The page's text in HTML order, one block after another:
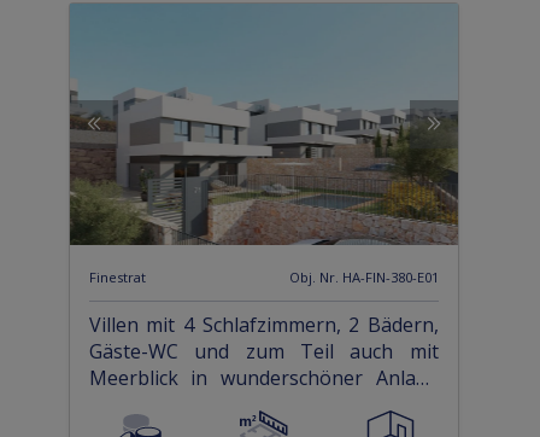
Finestrat Obj. Nr. HA-FIN-380-E01
Villen mit 4 Schlafzimmern, 2 Bädern,
Gäste-WC und zum Teil auch mit
Meerblick in wunderschöner Anlage
nur 5 km vom Strand